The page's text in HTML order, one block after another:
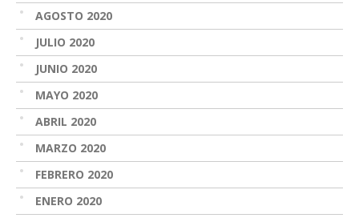
AGOSTO 2020
JULIO 2020
JUNIO 2020
MAYO 2020
ABRIL 2020
MARZO 2020
FEBRERO 2020
ENERO 2020